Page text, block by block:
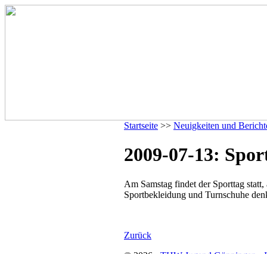
Startseite >> Neuigkeiten und
2009-07-13:
Am Samstag findet der Sporttag
Sportbekleidung und Turnschuhe
Zurück